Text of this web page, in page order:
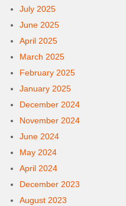
July 2025
June 2025
April 2025
March 2025
February 2025
January 2025
December 2024
November 2024
June 2024
May 2024
April 2024
December 2023
August 2023